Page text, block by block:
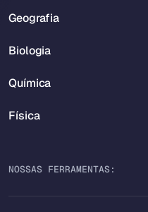
Geografia
Biologia
Química
Física
NOSSAS FERRAMENTAS: